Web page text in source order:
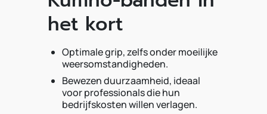
het kort
Optimale grip, zelfs onder moeilijke
weersomstandigheden.
Bewezen duurzaamheid, ideaal
voor professionals die hun
bedrijfskosten willen verlagen.